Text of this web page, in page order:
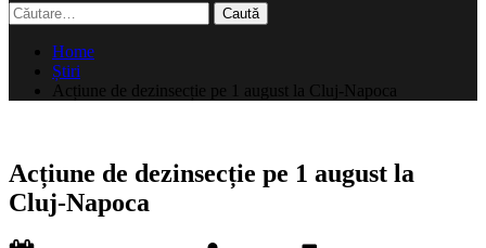
Caută
după:
Home
Știri
Acțiune de dezinsecție pe 1 august la Cluj-Napoca
Acțiune de dezinsecție pe 1 august la
Cluj-Napoca